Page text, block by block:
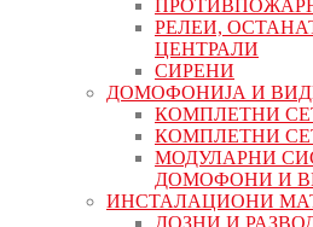
РЕЛЕИ,
ЦЕНТРАЛИ
СИРЕНИ
ДОМОФОНИЈА И
КОМПЛЕТНИ
КОМПЛЕТНИ
МОДУЛАРНИ
ДОМОФОНИ И
ИНСТАЛАЦИОНИ
ДОЗНИ И